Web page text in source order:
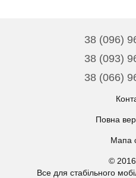
38 (096)
38 (093)
38 (066)
Повна
Мапа
©
Все для стабільного